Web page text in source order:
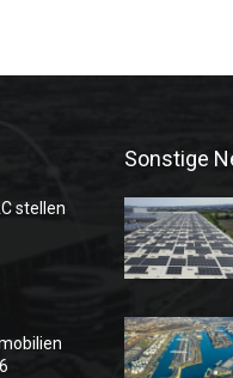
stellen
Sonstige